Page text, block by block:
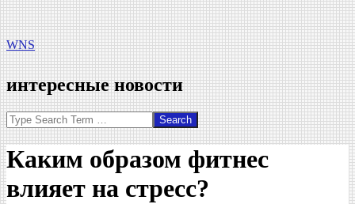
WNS
интересные новости
Search
Каким образом фитнес
влияет на стресс?